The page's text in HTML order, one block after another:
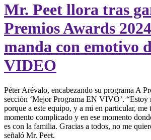
minutes,
31
seconds
Mr. Peet llora tras
Premios Awards
manda con emotivo
VIDEO
Péter Arévalo, encabezando su programa A
sección ‘Mejor Programa EN VIVO’. “Estoy
porque a este equipo, y a mi en particular, me
momento complicado y en ese momento
es con la familia. Gracias a todos, no me
señaló Mr. Peet.